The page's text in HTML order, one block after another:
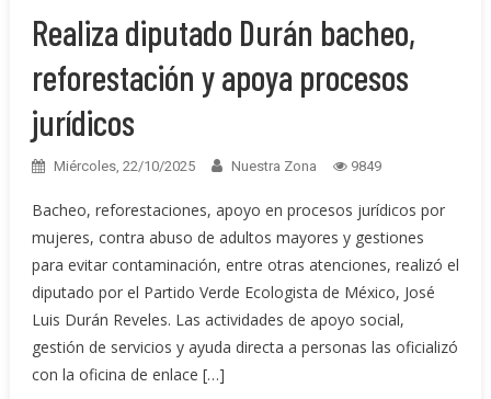
Realiza diputado Durán bacheo,
reforestación y apoya procesos
jurídicos
Miércoles, 22/10/2025 Nuestra Zona 9849
Bacheo, reforestaciones, apoyo en procesos jurídicos por
mujeres, contra abuso de adultos mayores y gestiones
para evitar contaminación, entre otras atenciones, realizó el
diputado por el Partido Verde Ecologista de México, José
Luis Durán Reveles. Las actividades de apoyo social,
gestión de servicios y ayuda directa a personas las oficializó
con la oficina de enlace […]